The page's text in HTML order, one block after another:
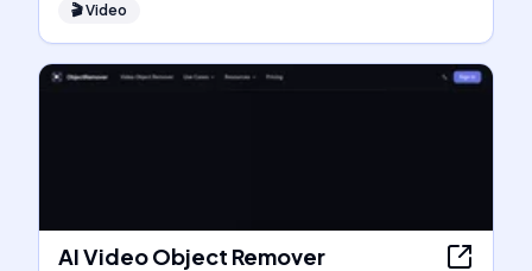
🎬Video
AI Video Object Remover